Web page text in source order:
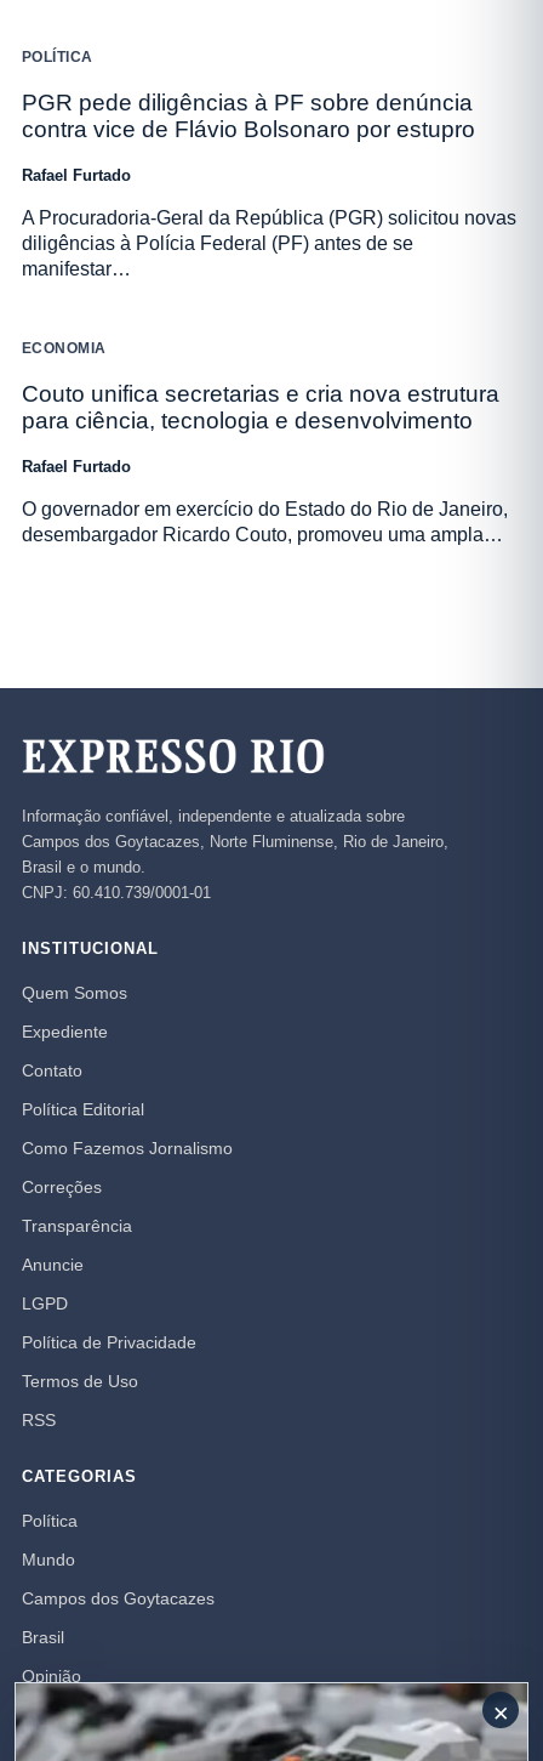
POLÍTICA
PGR pede diligências à PF sobre denúncia
contra vice de Flávio Bolsonaro por estupro
Rafael Furtado
A Procuradoria-Geral da República (PGR) solicitou novas
diligências à Polícia Federal (PF) antes de se
manifestar…
ECONOMIA
Couto unifica secretarias e cria nova estrutura
para ciência, tecnologia e desenvolvimento
Rafael Furtado
O governador em exercício do Estado do Rio de Janeiro,
desembargador Ricardo Couto, promoveu uma ampla…
Informação confiável, independente e atualizada sobre
Campos dos Goytacazes, Norte Fluminense, Rio de Janeiro,
Brasil e o mundo.
CNPJ: 60.410.739/0001-01
INSTITUCIONAL
Quem Somos
Expediente
Contato
Política Editorial
Como Fazemos Jornalismo
Correções
Transparência
Anuncie
LGPD
Política de Privacidade
Termos de Uso
RSS
CATEGORIAS
Política
Mundo
Campos dos Goytacazes
Brasil
Opinião
Polícia
Rio de Janeiro
×